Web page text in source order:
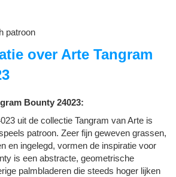
patroon
over Arte Tangram
Bounty 24023:
uit de collectie Tangram van Arte is
patroon. Zeer fijn geweven grassen,
en ingelegd, vormen de inspiratie voor
is een abstracte, geometrische
palmbladeren die steeds hoger lijken